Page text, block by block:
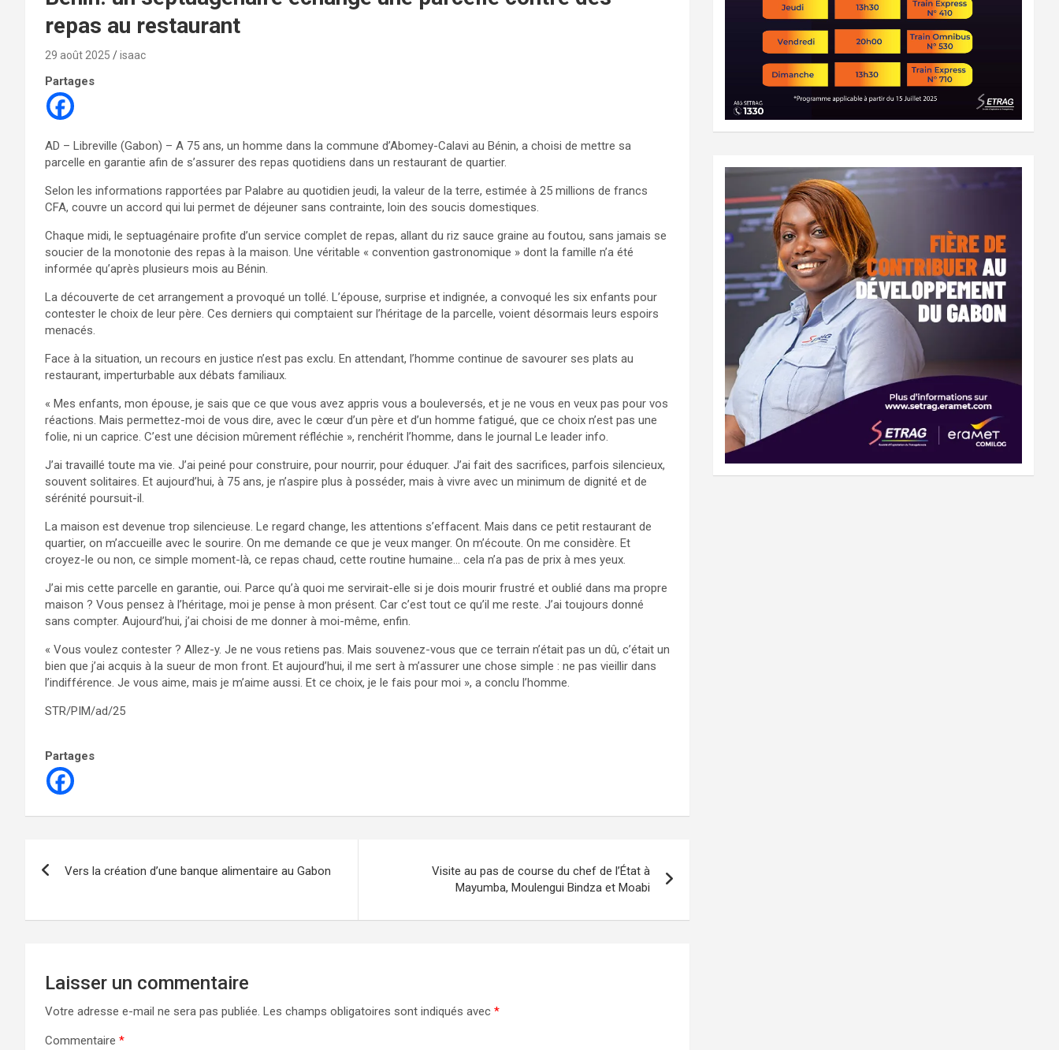
repas au restaurant
29 août 2025 isaac
Partages
AD – Libreville (Gabon) – A 75 ans, un homme dans la commune d’Abomey-Calavi au Bénin, a choisi de mettre sa
parcelle en garantie afin de s’assurer des repas quotidiens dans un restaurant de quartier.
Selon les informations rapportées par Palabre au quotidien jeudi, la valeur de la terre, estimée à 25 millions de francs
CFA, couvre un accord qui lui permet de déjeuner sans contrainte, loin des soucis domestiques.
Chaque midi, le septuagénaire profite d’un service complet de repas, allant du riz sauce graine au foutou, sans jamais se
soucier de la monotonie des repas à la maison. Une véritable « convention gastronomique » dont la famille n’a été
informée qu’après plusieurs mois au Bénin.
La découverte de cet arrangement a provoqué un tollé. L’épouse, surprise et indignée, a convoqué les six enfants pour
contester le choix de leur père. Ces derniers qui comptaient sur l’héritage de la parcelle, voient désormais leurs espoirs
menacés.
‎Face à la situation, un recours en justice n’est pas exclu. En attendant, l’homme continue de savourer ses plats au
restaurant, imperturbable aux débats familiaux.
« Mes enfants, mon épouse, je sais que ce que vous avez appris vous a bouleversés, et je ne vous en veux pas pour vos
réactions. Mais permettez-moi de vous dire, avec le cœur d’un père et d’un homme fatigué, que ce choix n’est pas une
folie, ni un caprice. C’est une décision mûrement réfléchie », renchérit l’homme, dans le journal Le leader info.
J’ai travaillé toute ma vie. J’ai peiné pour construire, pour nourrir, pour éduquer. J’ai fait des sacrifices, parfois silencieux,
souvent solitaires. Et aujourd’hui, à 75 ans, je n’aspire plus à posséder, mais à vivre avec un minimum de dignité et de
sérénité poursuit-il.
La maison est devenue trop silencieuse. Le regard change, les attentions s’effacent. Mais dans ce petit restaurant de
quartier, on m’accueille avec le sourire. On me demande ce que je veux manger. On m’écoute. On me considère. Et
croyez-le ou non, ce simple moment-là, ce repas chaud, cette routine humaine… cela n’a pas de prix à mes yeux.
J’ai mis cette parcelle en garantie, oui. Parce qu’à quoi me servirait-elle si je dois mourir frustré et oublié dans ma propre
maison ? Vous pensez à l’héritage, moi je pense à mon présent. Car c’est tout ce qu’il me reste. J’ai toujours donné
sans compter. Aujourd’hui, j’ai choisi de me donner à moi-même, enfin.
« Vous voulez contester ? Allez-y. Je ne vous retiens pas. Mais souvenez-vous que ce terrain n’était pas un dû, c’était un
bien que j’ai acquis à la sueur de mon front. Et aujourd’hui, il me sert à m’assurer une chose simple : ne pas vieillir dans
l’indifférence. Je vous aime, mais je m’aime aussi. Et ce choix, je le fais pour moi », a conclu l’homme.
STR/PIM/ad/25
Partages
l’article
Vers la création d’une banque alimentaire au Gabon
Visite au pas de course du chef de l’État à
Mayumba, Moulengui Bindza et Moabi
Laisser un commentaire
Votre adresse e-mail ne sera pas publiée. Les champs obligatoires sont indiqués avec *
Commentaire *